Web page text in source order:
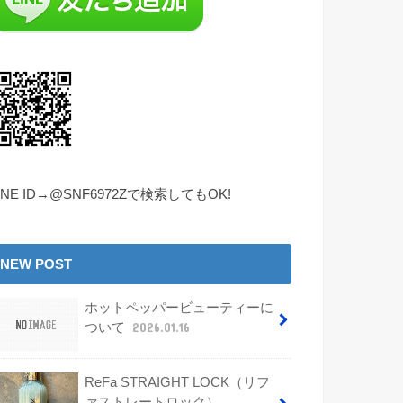
ID→@SNF6972Zで検索してもOK!
NEW POST
ホットペッパービューティーに
ついて
2026.01.16
ReFa STRAIGHT LOCK（リフ